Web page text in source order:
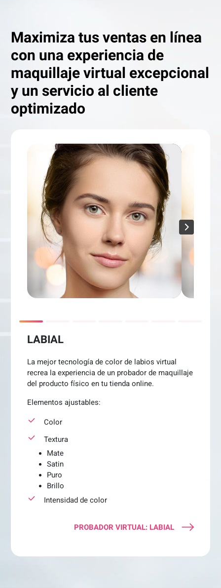
Maximiza tus ventas en línea
con una experiencia de
maquillaje virtual excepcional
y un servicio al cliente
optimizado
LABIAL
La mejor tecnología de color de labios virtual
recrea la experiencia de un probador de maquillaje
del producto físico en tu tienda online.
Elementos ajustables:
Color
Textura
Mate
Satin
Puro
Brillo
Intensidad de color
PROBADOR VIRTUAL: LABIAL